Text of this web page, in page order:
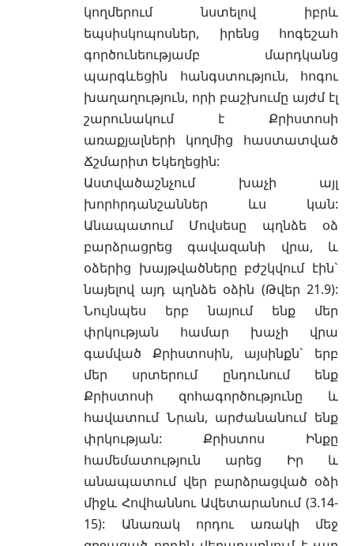
կողմերում նստելով իբրև
եպսիսկոպոսներ, իրենց հոգեշահ
գործունեությամբ մարդկանց
պարգևեցին հանգստություն, հոգու
խաղաղություն, որի բաշխումը այժմ էլ
շարունակում է Քրիստոսի
առաքյալների կողմից հաստատված
Ճշմարիտ Եկեղեցին:
Աստվածաշնչում խաչի այլ
խորհրդանշաններ ևս կան:
Անապատում Մովսեսը պղնձե օձ
բարձրացրեց գավազանի վրա, և
օձերից խայթվածները բժշկվում էին`
նայելով այդ պղնձե օձին (Թվեր 21.9):
Նույնպես երբ նայում ենք մեր
փրկության համար խաչի վրա
գամված Քրիստոսին, այսինքն` երբ
մեր սրտերում ընդունում ենք
Քրիստոսի զոհագործությունը և
հավատում Նրան, արժանանում ենք
փրկության: Քրիստոս Ինքը
համեմատություն արեց Իր և
անապատում վեր բարձրացված օձի
միջև Հովհաննու Ավետարանում (3.14-
15): Անառակ որդու առակի մեջ